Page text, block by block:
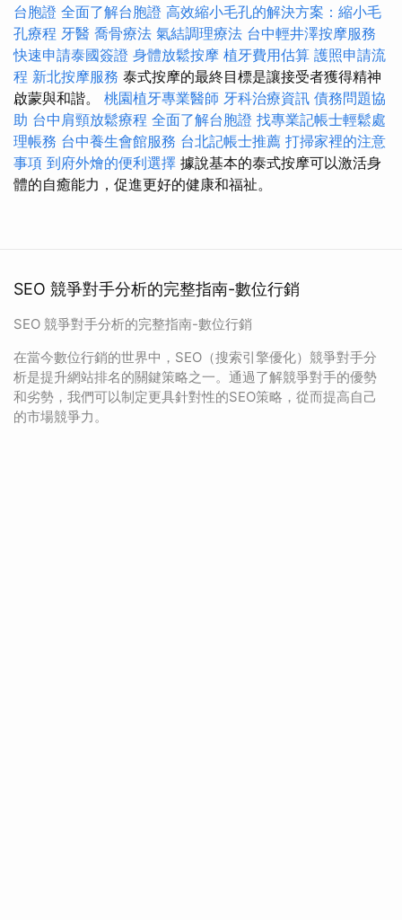
台胞證 全面了解台胞證 高效縮小毛孔的解決方案：縮小毛
孔療程 牙醫 喬骨療法 氣結調理療法 台中輕井澤按摩服務
快速申請泰國簽證 身體放鬆按摩 植牙費用估算 護照申請流
程 新北按摩服務 泰式按摩的最終目標是讓接受者獲得精神
啟蒙與和諧。 桃園植牙專業醫師 牙科治療資訊 債務問題協
助 台中肩頸放鬆療程 全面了解台胞證 找專業記帳士輕鬆處
理帳務 台中養生會館服務 台北記帳士推薦 打掃家裡的注意
事項 到府外燴的便利選擇 據說基本的泰式按摩可以激活身
體的自癒能力，促進更好的健康和福祉。
SEO 競爭對手分析的完整指南-數位行銷
SEO 競爭對手分析的完整指南-數位行銷
在當今數位行銷的世界中，SEO（搜索引擎優化）競爭對手分
析是提升網站排名的關鍵策略之一。通過了解競爭對手的優勢
和劣勢，我們可以制定更具針對性的SEO策略，從而提高自己
的市場競爭力。